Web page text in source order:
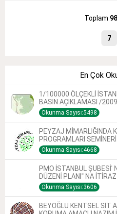
Toplam
7
En Çok
1/100000 ÖLÇEKLİ
BASIN AÇIKLAMASI /2009
Okunma Sayısı:5498
PEYZAJ MİMARLIĞINDA
PROGRAMLARI
Okunma Sayısı:4668
PMO İSTANBUL ŞUBESİ'
DÜZENİ PLANI" NA
Okunma Sayısı:3606
BEYOĞLU KENTSEL SİT